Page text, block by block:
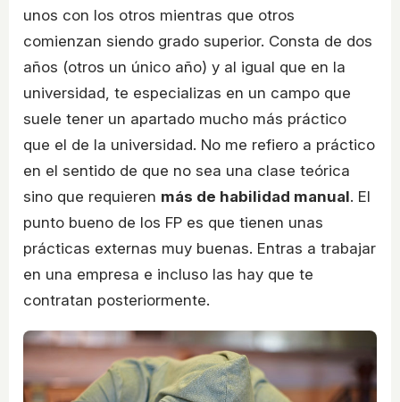
unos con los otros mientras que otros
comienzan siendo grado superior. Consta de dos
años (otros un único año) y al igual que en la
universidad, te especializas en un campo que
suele tener un apartado mucho más práctico
que el de la universidad. No me refiero a práctico
en el sentido de que no sea una clase teórica
sino que requieren más de habilidad manual. El
punto bueno de los FP es que tienen unas
prácticas externas muy buenas. Entras a trabajar
en una empresa e incluso las hay que te
contratan posteriormente.